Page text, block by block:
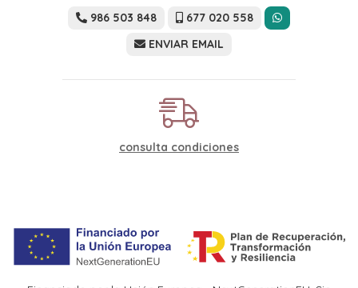
986 503 848
677 020 558
ENVIAR EMAIL
consulta condiciones